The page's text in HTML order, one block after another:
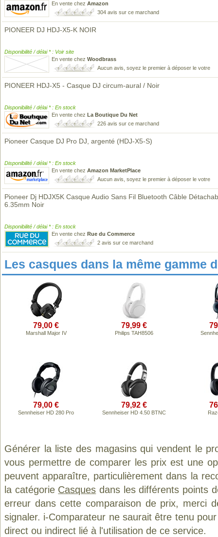
En vente chez Amazon
304 avis sur ce marchand
PIONEER DJ HDJ-X5-K NOIR
Disponibilité / délai * : Voir site
En vente chez Woodbrass
Aucun avis, soyez le premier à déposer le votre
PIONEER HDJ-X5 - Casque DJ circum-aural / Noir
Disponibilité / délai * : En stock
En vente chez La Boutique Du Net
226 avis sur ce marchand
Pioneer Casque DJ Pro DJ, argenté (HDJ-X5-S)
Disponibilité / délai * : En stock
En vente chez Amazon MarketPlace
Aucun avis, soyez le premier à déposer le votre
Pioneer Dj HDJX5K Casque Audio Sans Fil Bluetooth Câble
6.35mm Noir
Disponibilité / délai * : En stock
En vente chez Rue du Commerce
2 avis sur ce marchand
Les casques dans la même gamme
79,00 €
Marshall Major IV
79,99 €
Philips TAH8506
79,00 €
Sennheiser HD 280 Pro
79,92 €
Sennheiser HD 4.50 BTNC
Générer la liste des magasins qui vendent le
vous permettre de comparer les prix est une
peuvent apparaître, particulièrement dans la
la catégorie Casques dans les différents points
erreur dans cette comparaison de prix, merci
signaler. i-Comparateur ne saurait être tenu
direct ou indirect lié à l'utilisation de ce service.